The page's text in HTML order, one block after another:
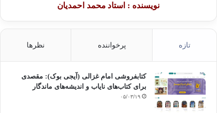
نویسنده : استاد محمد احمدیان
تازه پرخواننده نظرها
کتابفروشی امام غزالی (آیجی بوک): مقصدی
برای کتاب‌های نایاب و اندیشه‌های ماندگار
۰۵/۰۳/۱۹